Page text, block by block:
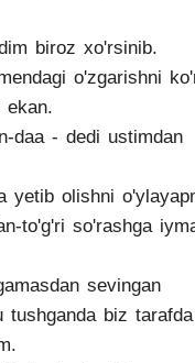
biroz xo'rsinib.
o'zgarishni
ekan.
daa - dedi ustimdan
yetib olishni
to'g'ri so'rashga
sevingan
tushganda biz tarafda